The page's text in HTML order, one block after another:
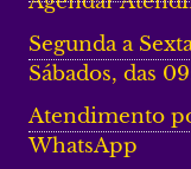
Segunda a
Sábados, das
Atendimento
WhatsApp